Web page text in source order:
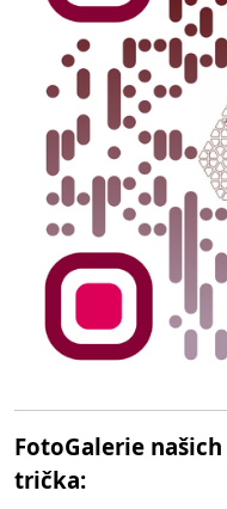
FotoGalerie
trička: